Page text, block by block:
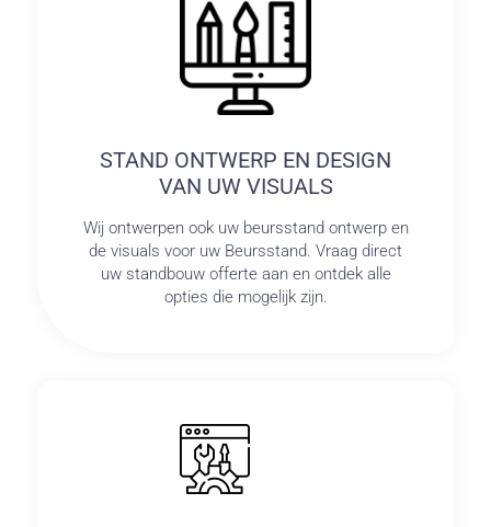
STAND ONTWERP EN DESIGN
VAN UW VISUALS
Wij ontwerpen ook uw beursstand ontwerp en
de visuals voor uw Beursstand. Vraag direct
uw standbouw offerte aan en ontdek alle
opties die mogelijk zijn.